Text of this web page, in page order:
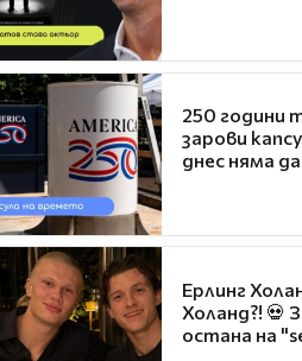
250 години
зарови
днес няма
Ерлинг
Холанд?! 💀
остана на